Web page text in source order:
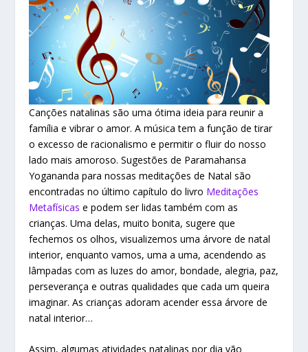
Canções natalinas são uma ótima ideia para reunir a
família e vibrar o amor. A música tem a função de tirar
o excesso de racionalismo e permitir o fluir do nosso
lado mais amoroso. Sugestões de Paramahansa
Yogananda para nossas meditações de Natal são
encontradas no último capítulo do livro Meditações
Metafísicas e podem ser lidas também com as
crianças. Uma delas, muito bonita, sugere que
fechemos os olhos, visualizemos uma árvore de natal
interior, enquanto vamos, uma a uma, acendendo as
lâmpadas com as luzes do amor, bondade, alegria, paz,
perseverança e outras qualidades que cada um queira
imaginar. As crianças adoram acender essa árvore de
natal interior…
Assim, algumas atividades natalinas por dia vão